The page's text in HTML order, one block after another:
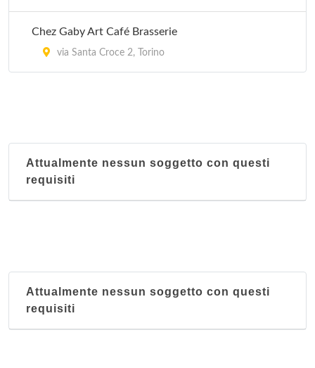
Chez Gaby Art Café Brasserie
via Santa Croce 2, Torino
Attualmente nessun soggetto con questi
requisiti
Attualmente nessun soggetto con questi
requisiti